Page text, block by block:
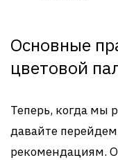
Основные
цветовой
Теперь, когда мы
давайте
рекомендациям.